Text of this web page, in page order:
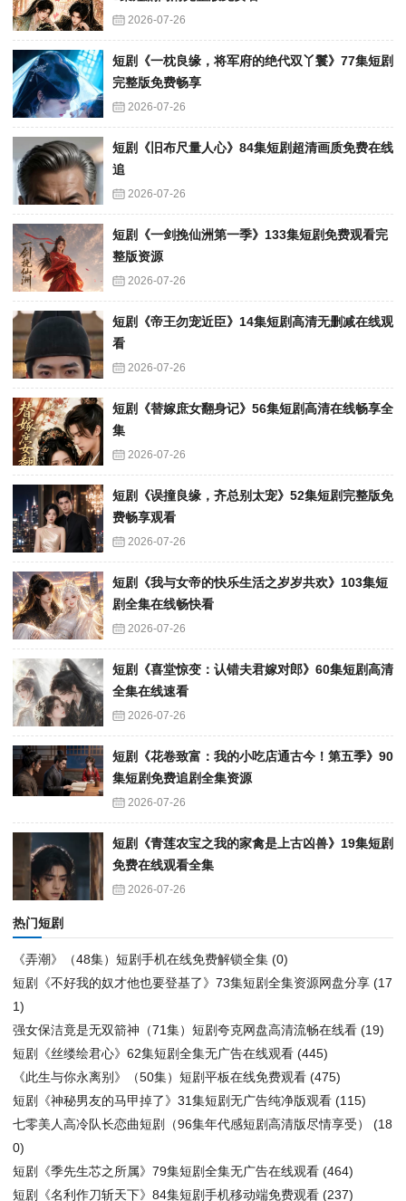
2026-07-26
短剧《一枕良缘，将军府的绝代双丫鬟》77集短剧
完整版免费畅享
2026-07-26
短剧《旧布尺量人心》84集短剧超清画质免费在线
追
2026-07-26
短剧《一剑挽仙洲第一季》133集短剧免费观看完
整版资源
2026-07-26
短剧《帝王勿宠近臣》14集短剧高清无删减在线观
看
2026-07-26
短剧《替嫁庶女翻身记》56集短剧高清在线畅享全
集
2026-07-26
短剧《误撞良缘，齐总别太宠》52集短剧完整版免
费畅享观看
2026-07-26
短剧《我与女帝的快乐生活之岁岁共欢》103集短
剧全集在线畅快看
2026-07-26
短剧《喜堂惊变：认错夫君嫁对郎》60集短剧高清
全集在线速看
2026-07-26
短剧《花卷致富：我的小吃店通古今！第五季》90
集短剧免费追剧全集资源
2026-07-26
短剧《青莲农宝之我的家禽是上古凶兽》19集短剧
免费在线观看全集
2026-07-26
热门短剧
《弄潮》（48集）短剧手机在线免费解锁全集 (0)
短剧《不好我的奴才他也要登基了》73集短剧全集资源网盘分享 (17
1)
强女保洁竟是无双箭神（71集）短剧夸克网盘高清流畅在线看 (19)
短剧《丝缕绘君心》62集短剧全集无广告在线观看 (445)
《此生与你永离别》（50集）短剧平板在线免费观看 (475)
短剧《神秘男友的马甲掉了》31集短剧无广告纯净版观看 (115)
七零美人高冷队长恋曲短剧（96集年代感短剧高清版尽情享受）
(18
0)
短剧《季先生芯之所属》79集短剧全集无广告在线观看 (464)
短剧《名利作刀斩天下》84集短剧手机移动端免费观看 (237)